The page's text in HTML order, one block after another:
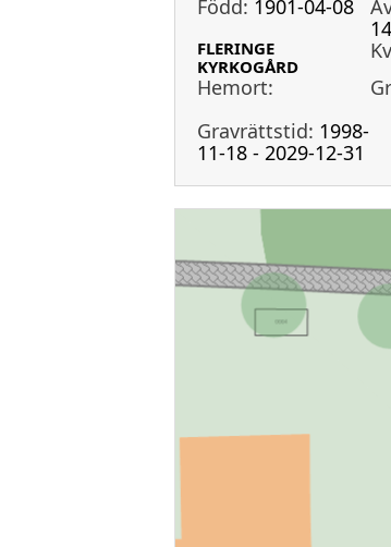
Född: 1901-04-08
14
FLERINGE
KYRKOGÅRD
Hemort:
Gravrättstid: 1998-
11-18 - 2029-12-31